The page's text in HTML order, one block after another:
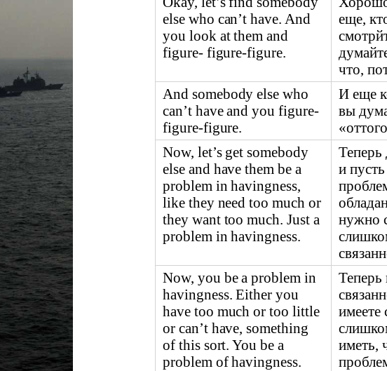
else who can’t have. And
you look at them and
figure- figure-figure.
еще,
что,
And somebody else who
can’t have and you figure-
figure-figure.
И еще
вы
Now, let’s get somebody
else and have them be a
problem in havingness,
like they need too much or
they want too much. Just a
problem in havingness.
Теперь
и
нужно
Now, you be a problem in
havingness. Either you
have too much or too little
or can’t have, something
of this sort. You be a
problem of havingness.
Теперь
имеете
иметь,